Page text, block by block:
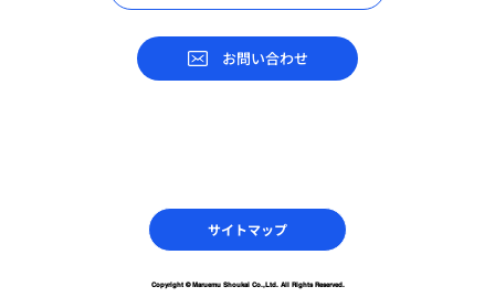
お問い合わせ
Copyright © Maruemu Shoukai Co.,Ltd. All Rights Reserved.
サイトマップ